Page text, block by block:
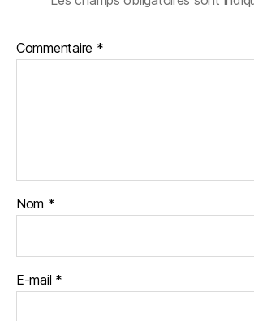
Commentaire *
Nom *
E-mail *